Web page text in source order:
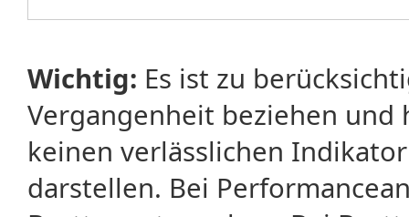
Wichtig: Es ist zu
Vergangenheit beziehen
keinen verlässlichen
darstellen. Bei